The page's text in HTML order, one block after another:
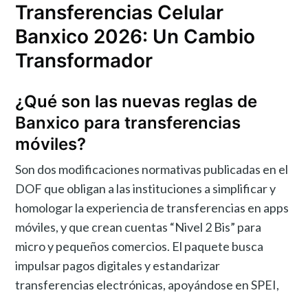
Transferencias Celular
Banxico 2026: Un Cambio
Transformador
¿Qué son las nuevas reglas de
Banxico para transferencias
móviles?
Son dos modificaciones normativas publicadas en el
DOF que obligan a las instituciones a simplificar y
homologar la experiencia de transferencias en apps
móviles, y que crean cuentas “Nivel 2 Bis” para
micro y pequeños comercios. El paquete busca
impulsar pagos digitales y estandarizar
transferencias electrónicas, apoyándose en SPEI,